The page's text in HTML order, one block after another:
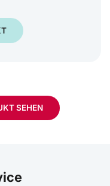
SEHEN